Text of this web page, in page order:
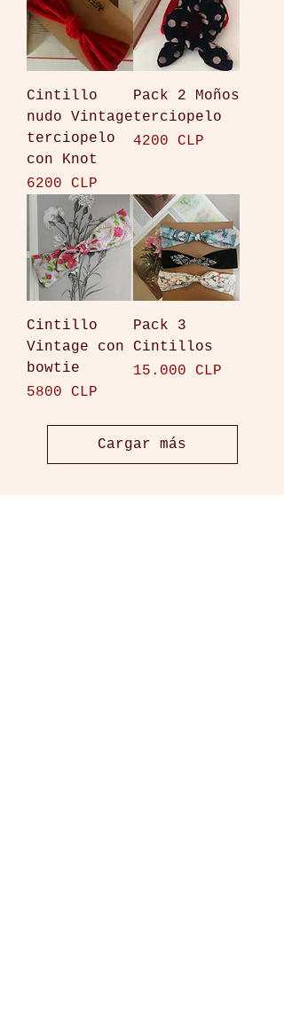
Cintillo
nudo Vintage
terciopelo
con Knot
Precio
6200 CLP
Pack 2 Moños
terciopelo
Precio
4200 CLP
Cintillo
Vintage con
bowtie
Precio
5800 CLP
Pack 3
Cintillos
Precio
15.000 CLP
Cargar más